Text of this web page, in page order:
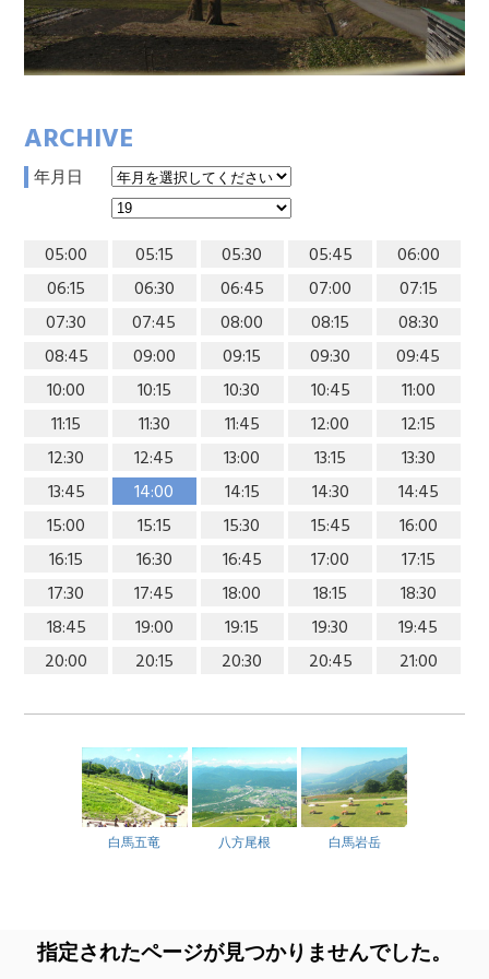
ARCHIVE
年月日
05:00 05:15 05:30 05:45
06:00
06:15
06:30 06:45 07:00
07:15
07:30
07:45 08:00 08:15
08:30
08:45
09:00 09:15 09:30
09:45
10:00
10:15 10:30 10:45
11:00
11:15
11:30 11:45 12:00
12:15
12:30
12:45 13:00 13:15
13:30
13:45
14:00 14:15 14:30
14:45
15:00
15:15 15:30 15:45
16:00
16:15
16:30 16:45 17:00
17:15
17:30
17:45 18:00 18:15
18:30
18:45
19:00 19:15 19:30
19:45
20:00
20:15 20:30 20:45 21:00
白馬五竜 八方尾根 白馬岩岳